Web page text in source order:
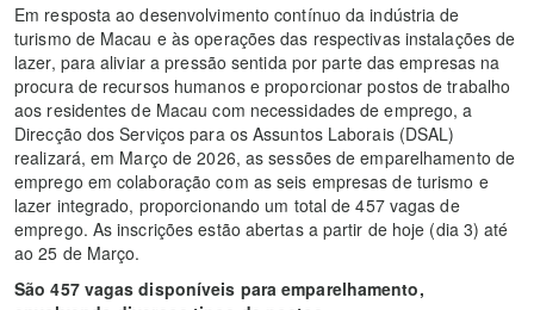
Em resposta ao desenvolvimento contínuo da indústria de
turismo de Macau e às operações das respectivas instalações de
lazer, para aliviar a pressão sentida por parte das empresas na
procura de recursos humanos e proporcionar postos de trabalho
aos residentes de Macau com necessidades de emprego, a
Direcção dos Serviços para os Assuntos Laborais (DSAL)
realizará, em Março de 2026, as sessões de emparelhamento de
emprego em colaboração com as seis empresas de turismo e
lazer integrado, proporcionando um total de 457 vagas de
emprego. As inscrições estão abertas a partir de hoje (dia 3) até
ao 25 de Março.
São 457 vagas disponíveis para emparelhamento,